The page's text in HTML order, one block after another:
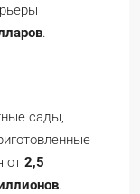
сады,
от 2,5